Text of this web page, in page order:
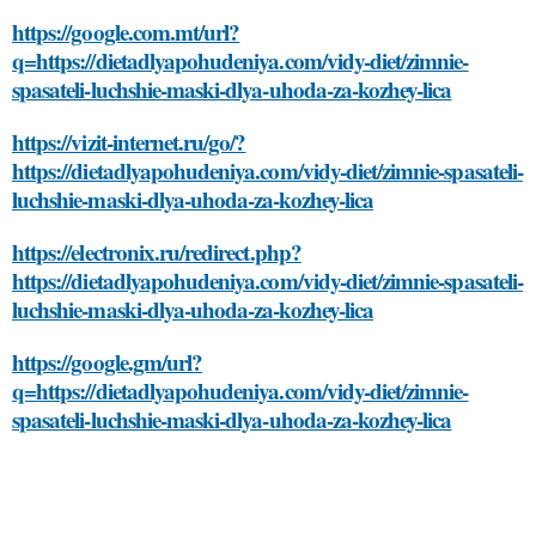
https://google.com.mt/url?
q=https://dietadlyapohudeniya.com/vidy-diet/zimnie-
spasateli-luchshie-maski-dlya-uhoda-za-kozhey-lica
https://vizit-internet.ru/go/?
https://dietadlyapohudeniya.com/vidy-diet/zimnie-spasateli-
luchshie-maski-dlya-uhoda-za-kozhey-lica
https://electronix.ru/redirect.php?
https://dietadlyapohudeniya.com/vidy-diet/zimnie-spasateli-
luchshie-maski-dlya-uhoda-za-kozhey-lica
https://google.gm/url?
q=https://dietadlyapohudeniya.com/vidy-diet/zimnie-
spasateli-luchshie-maski-dlya-uhoda-za-kozhey-lica